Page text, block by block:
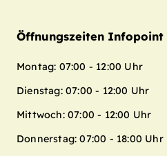
Öffnungszeiten Infopoint
Montag: 07:00 - 12:00 Uhr
Dienstag: 07:00 - 12:00 Uhr
Mittwoch: 07:00 - 12:00 Uhr
Donnerstag: 07:00 - 18:00 Uhr